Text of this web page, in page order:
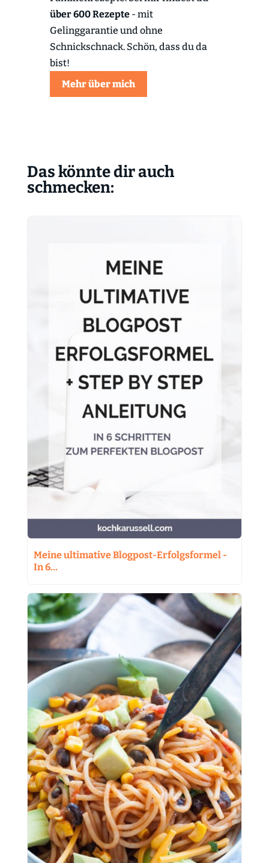
über 600 Rezepte- mit
Gelinggarantie und ohne
Schnickschnack. Schön, dass du da
bist!
Mehr über mich
Das könnte dir auch
schmecken:
Meine ultimative Blogpost-Erfolgsformel -
In 6…